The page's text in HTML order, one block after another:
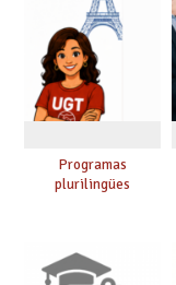
Programas
plurilingües